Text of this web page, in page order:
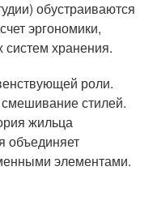
обустраиваются
эргономики,
систем хранения.
роли.
стилей.
жильца
объединяет
элементами.